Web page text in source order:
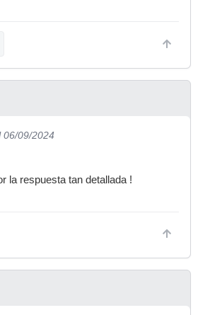
06/09/2024
la respuesta tan detallada !